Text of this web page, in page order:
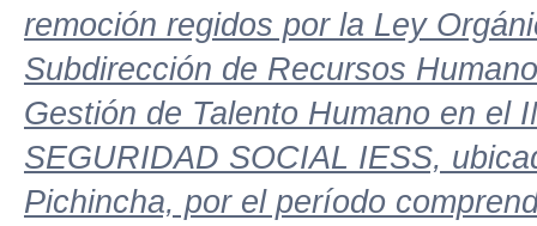
remoción regidos por la Ley
Subdirección de Recursos
Gestión de Talento Humano en el
SEGURIDAD SOCIAL IESS,
Pichincha, por el período